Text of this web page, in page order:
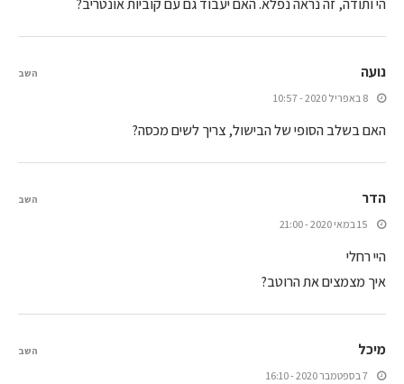
הי ותודה, זה נראה נפלא. האם יעבוד גם עם קוביות אונטריב?
נועה
8 באפריל 2020 - 10:57
האם בשלב הסופי של הבישול, צריך לשים מכסה?
השב
הדר
15 במאי 2020 - 21:00
היי רחלי
איך מצמצים את הרוטב?
השב
מיכל
7 בספטמבר 2020 - 16:10
השב